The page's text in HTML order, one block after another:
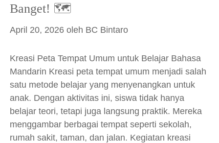
Banget! 🗺️
April 20, 2026 oleh BC Bintaro
Kreasi Peta Tempat Umum untuk Belajar Bahasa
Mandarin Kreasi peta tempat umum menjadi salah
satu metode belajar yang menyenangkan untuk
anak. Dengan aktivitas ini, siswa tidak hanya
belajar teori, tetapi juga langsung praktik. Mereka
menggambar berbagai tempat seperti sekolah,
rumah sakit, taman, dan jalan. Kegiatan kreasi